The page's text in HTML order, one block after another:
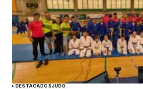
DESTACADOSJUDO